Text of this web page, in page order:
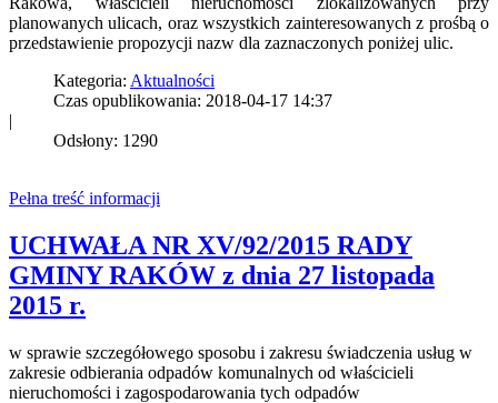
planowanych ulicach, oraz wszystkich zainteresowanych z prośbą o
przedstawienie propozycji nazw dla zaznaczonych poniżej ulic.
Kategoria: Aktualności
Czas opublikowania: 2018-04-17 14:37
|
Odsłony: 1290
Pełna treść informacji
UCHWAŁA NR XV/92/2015 RADY
GMINY RAKÓW z dnia 27 listopada
2015 r.
w sprawie szczegółowego sposobu i zakresu świadczenia usług w
zakresie odbierania odpadów komunalnych od właścicieli
nieruchomości i zagospodarowania tych odpadów